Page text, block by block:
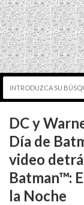
DC y
Día de
video
Batman™:
la Noche